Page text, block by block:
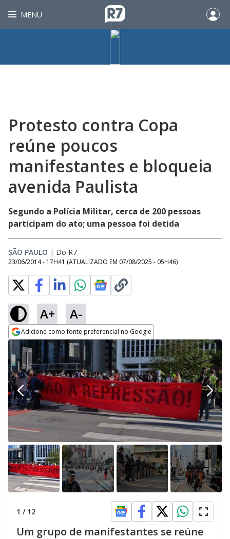
MENU
Protesto contra Copa
reúne poucos
manifestantes e bloqueia
avenida Paulista
Segundo a Polícia Militar, cerca de 200 pessoas
participam do ato; uma pessoa foi detida
SÃO PAULO | Do R7
23/06/2014 - 17H41 (ATUALIZADO EM 07/08/2025 - 05H46)
A+ A-
Adicione como fonte preferencial no Google
Opens in new window
1 / 12
Um grupo de manifestantes se reúne